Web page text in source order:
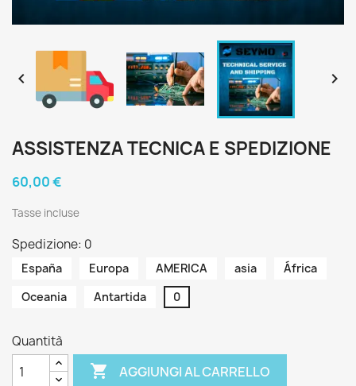
 
ASSISTENZA TECNICA E SPEDIZIONE
60,00 €
Tasse incluse
Spedizione: 0
España Europa AMERICA asia
África
Oceania
Antartida 0
Quantità
 AGGIUNGI AL CARRELLO